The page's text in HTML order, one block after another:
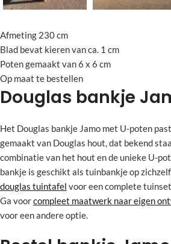
Afmeting 230 cm
Blad bevat kieren van ca. 1 cm
Poten gemaakt van 6 x 6 cm
Op maat te bestellen
Douglas bankje
Het Douglas bankje Jamo met U-poten
gemaakt van Douglas hout, dat bekend
combinatie van het hout en de unieke U-
bankje is geschikt als tuinbankje op
douglas tuintafel voor een complete
Ga voorcompleet maatwerk naar eigen
voor een andere optie.